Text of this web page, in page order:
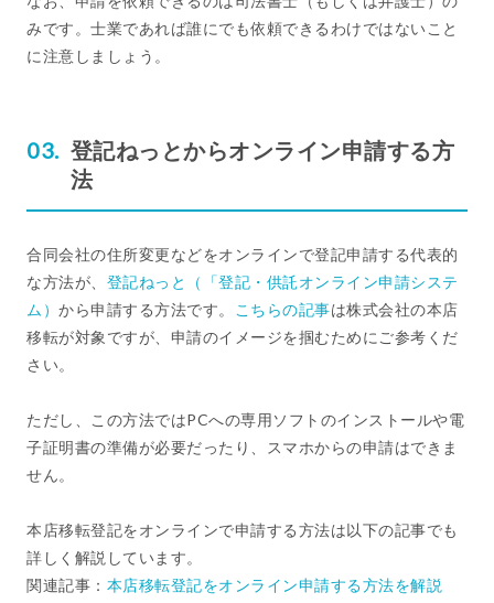
みです。士業であれば誰にでも依頼できるわけではないこと
に注意しましょう。
登記ねっとからオンライン申請する方
法
合同会社の住所変更などをオンラインで登記申請する代表的
な方法が、 登記ねっと（「登記・供託オンライン申請システ
ム） から申請する方法です。 こちらの記事は株式会社の本店
移転が対象ですが、申請のイメージを掴むためにご参考くだ
さい。
ただし、この方法ではPCへの専用ソフトのインストールや電
子証明書の準備が必要だったり、スマホからの申請はできま
せん。
本店移転登記をオンラインで申請する方法は以下の記事でも
詳しく解説しています。
関連記事： 本店移転登記をオンライン申請する方法を解説